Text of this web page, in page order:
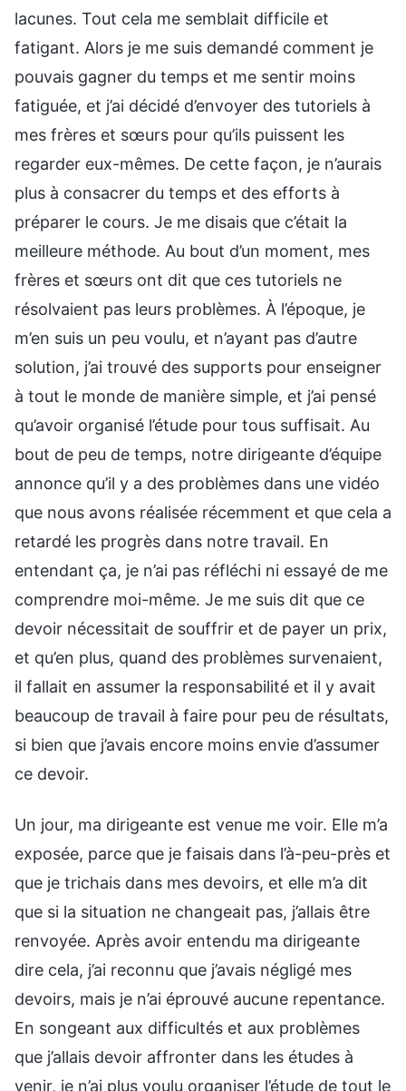
lacunes. Tout cela me semblait difficile et
fatigant. Alors je me suis demandé comment je
pouvais gagner du temps et me sentir moins
fatiguée, et j’ai décidé d’envoyer des tutoriels à
mes frères et sœurs pour qu’ils puissent les
regarder eux-mêmes. De cette façon, je n’aurais
plus à consacrer du temps et des efforts à
préparer le cours. Je me disais que c’était la
meilleure méthode. Au bout d’un moment, mes
frères et sœurs ont dit que ces tutoriels ne
résolvaient pas leurs problèmes. À l’époque, je
m’en suis un peu voulu, et n’ayant pas d’autre
solution, j’ai trouvé des supports pour enseigner
à tout le monde de manière simple, et j’ai pensé
qu’avoir organisé l’étude pour tous suffisait. Au
bout de peu de temps, notre dirigeante d’équipe
annonce qu’il y a des problèmes dans une vidéo
que nous avons réalisée récemment et que cela a
retardé les progrès dans notre travail. En
entendant ça, je n’ai pas réfléchi ni essayé de me
comprendre moi-même. Je me suis dit que ce
devoir nécessitait de souffrir et de payer un prix,
et qu’en plus, quand des problèmes survenaient,
il fallait en assumer la responsabilité et il y avait
beaucoup de travail à faire pour peu de résultats,
si bien que j’avais encore moins envie d’assumer
ce devoir.
Un jour, ma dirigeante est venue me voir. Elle m’a
exposée, parce que je faisais dans l’à-peu-près et
que je trichais dans mes devoirs, et elle m’a dit
que si la situation ne changeait pas, j’allais être
renvoyée. Après avoir entendu ma dirigeante
dire cela, j’ai reconnu que j’avais négligé mes
devoirs, mais je n’ai éprouvé aucune repentance.
En songeant aux difficultés et aux problèmes
que j’allais devoir affronter dans les études à
venir, je n’ai plus voulu organiser l’étude de tout le